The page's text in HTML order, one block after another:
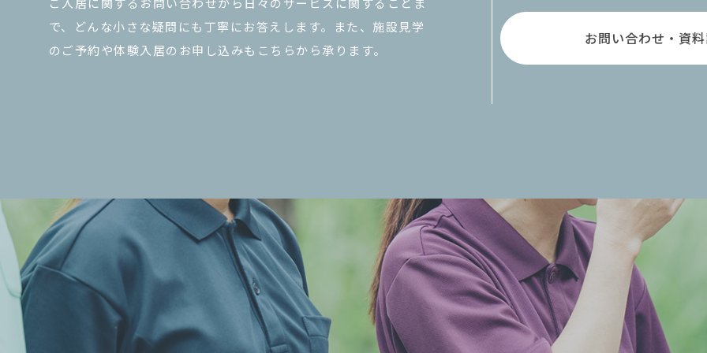
で、どんな小さな疑問にも丁寧にお答えします。また、施設見学
のご予約や体験入居のお申し込みもこちらから承ります。
お問い合わせ・資